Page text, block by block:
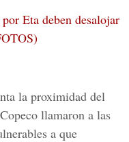
Eta deben desalojar
la proximidad del
Copeco llamaron a las
a que